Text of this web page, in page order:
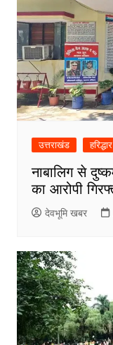
उत्तराखंड हरिद्धार
नाबालिग से
का आरोपी
देवभूमि खबर